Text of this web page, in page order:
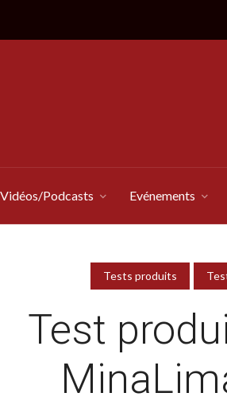
Vidéos/Podcasts Evénements
Tests produits
Test